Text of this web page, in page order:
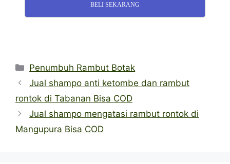
BELI SEKARANG
Categories
Penumbuh Rambut Botak
Jual shampo anti ketombe dan rambut
rontok di Tabanan Bisa COD
Jual shampo mengatasi rambut rontok di
Mangupura Bisa COD